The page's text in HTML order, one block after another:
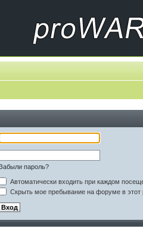
пароль?
Автоматически входить при каждом
Скрыть мое пребывание на форуме в этот